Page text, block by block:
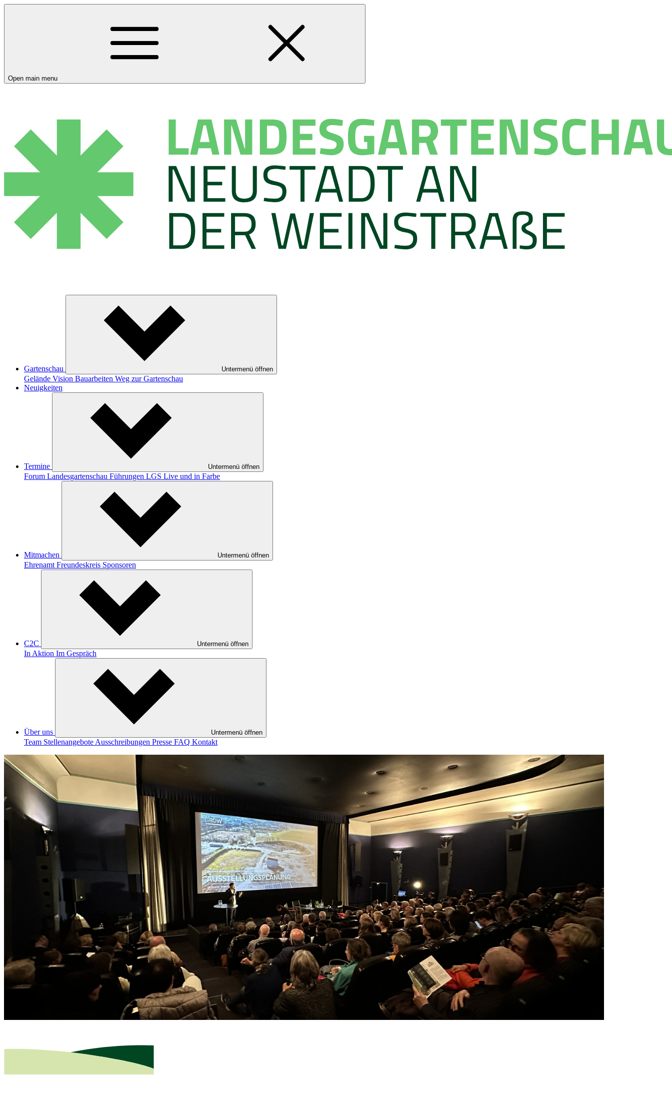
Open main menu
Gartenschau Untermenü öffnen
Gelände Vision Bauarbeiten Weg zur Gartenschau
Neuigkeiten
Termine Untermenü öffnen
Forum Landesgartenschau Führungen LGS Live und in Farbe
Mitmachen Untermenü öffnen
Ehrenamt Freundeskreis Sponsoren
C2C Untermenü öffnen
In Aktion Im Gespräch
Über uns Untermenü öffnen
Team Stellenangebote Ausschreibungen Presse FAQ Kontakt